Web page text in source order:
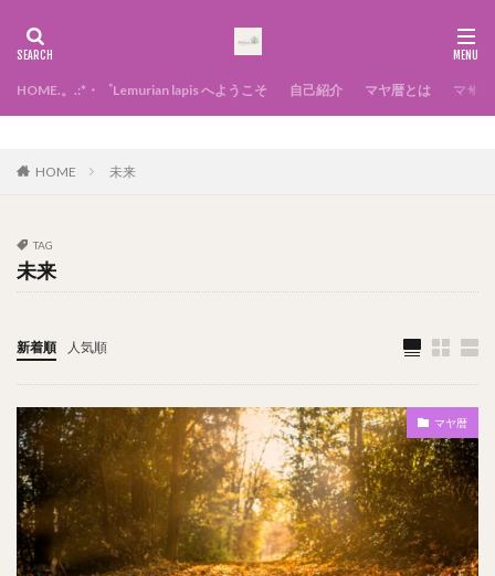
HOME.。.:*・゜Lemurian lapis へようこそ 自己紹介 マヤ暦とは マヤ
HOME 未来
TAG
未来
新着順 人気順
マヤ暦